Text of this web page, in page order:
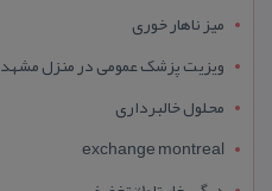
میز ناهار خوری
ویزیت پزشک عمومی در منزل مشهد
محلول خالبرداری
exchange montreal